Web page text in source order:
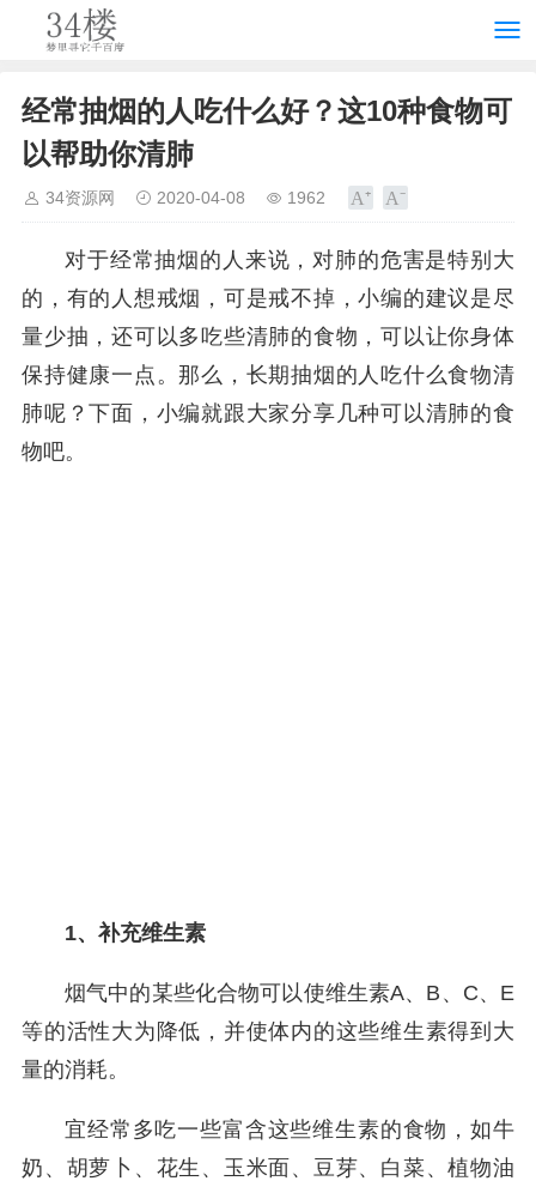
经常抽烟的人吃什么好？这10种食物可
以帮助你清肺
34资源网 2020-04-08 1962
对于经常抽烟的人来说，对肺的危害是特别大
的，有的人想戒烟，可是戒不掉，小编的建议是尽
量少抽，还可以多吃些清肺的食物，可以让你身体
保持健康一点。那么，长期抽烟的人吃什么食物清
肺呢？下面，小编就跟大家分享几种可以清肺的食
物吧。
1、补充维生素
烟气中的某些化合物可以使维生素A、B、C、E
等的活性大为降低，并使体内的这些维生素得到大
量的消耗。
宜经常多吃一些富含这些维生素的食物，如牛
奶、胡萝卜、花生、玉米面、豆芽、白菜、植物油